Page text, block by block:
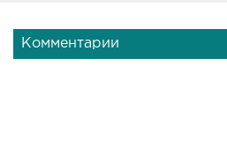
Комментарии